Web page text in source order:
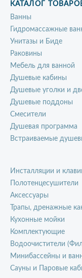
КАТАЛОГ
Ванны
Гидромассажные
Унитазы и Биде
Раковины
Мебель для ванной
Душевые кабины
Душевые уголки и
Душевые поддоны
Смесители
Душевая программа
Встраиваемые
Инсталляции и
Полотенцесушители
Аксессуары
Трапы, дренажные
Кухонные мойки
Комплектующие
Водоочистители
Минибассейны и
Сауны и Паровые